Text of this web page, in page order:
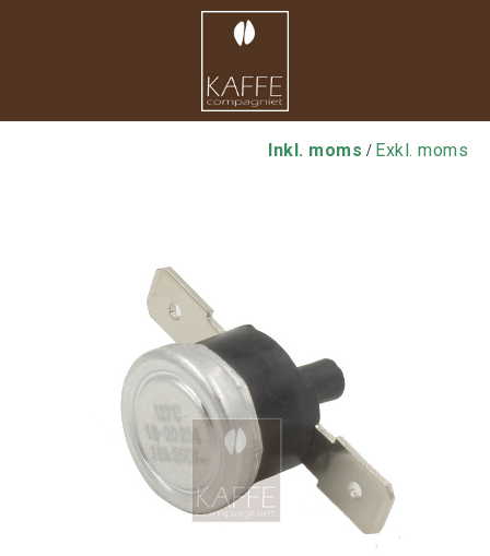
Inkl. moms / Exkl. moms